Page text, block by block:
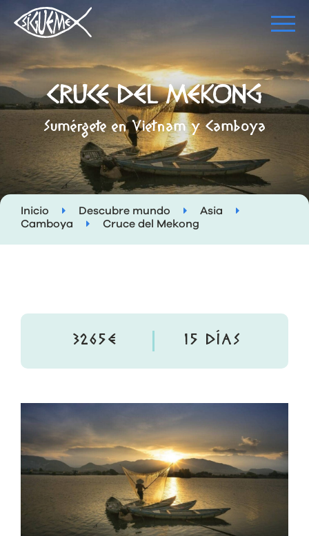
CRUCE DEL MEKONG
Sumérgete en Vietnam y Camboya
Inicio Descubre mundo
Asia
Camboya
Cruce del Mekong
3265€ 15 DÍAS